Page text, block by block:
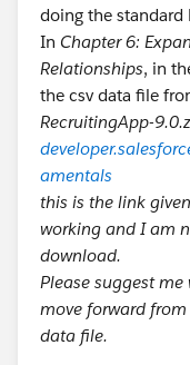
doing the standard
In Chapter 6:
Relationships, in
the csv data file
RecruitingApp-
amentals
this is the link
working and I am
download.
Please suggest
move forward
data file.